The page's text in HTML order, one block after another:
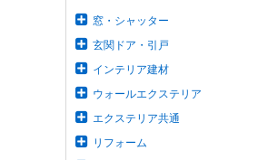
窓・シャッター
玄関ドア・引戸
インテリア建材
ウォールエクステリア
エクステリア共通
リフォーム